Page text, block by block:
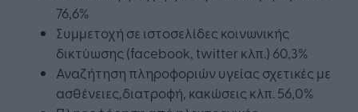
76,6%
Συμμετοχή σε ιστοσελίδες κοινωνικής
δικτύωσης (facebook, twitter κλπ.) 60,3%
Αναζήτηση πληροφοριών υγείας σχετικές με
ασθένειες,διατροφή, κακώσεις κλπ. 56,0%